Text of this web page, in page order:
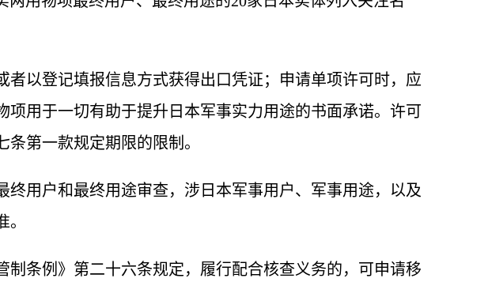
以登记填报信息方式获得出口凭证；申请单项许可时，应
用于一切有助于提升日本军事实力用途的书面承诺。许可
第一款规定期限的限制。
用户和最终用途审查，涉日本军事用户、军事用途，以及
条例》第二十六条规定，履行配合核查义务的，可申请移